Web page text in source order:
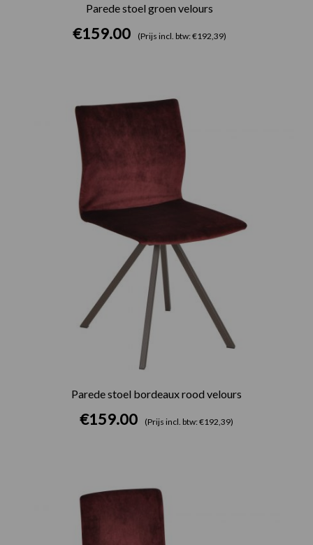
Parede stoel groen velours
€159.00 (Prijs incl. btw: €192,39)
Parede stoel bordeaux rood velours
€159.00 (Prijs incl. btw: €192,39)